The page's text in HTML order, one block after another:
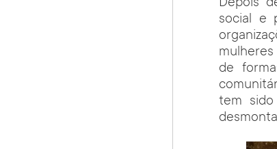
Depois
social e
mulheres
de
tem